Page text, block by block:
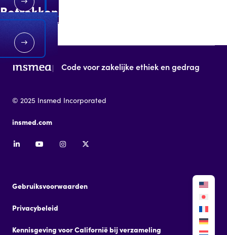
Betrokkenheden met externe
organisaties
Code voor zakelijke ethiek en gedrag
© 2025 Insmed Incorporated
insmed.com
Gebruiksvoorwaarden
Privacybeleid
Kennisgeving voor Californië bij verzameling